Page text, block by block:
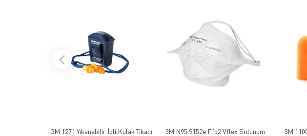
3M 1271 Yıkanabilir İpli Kulak Tıkacı
3M N95 9152e Ffp2 Vflex Solunum
3M